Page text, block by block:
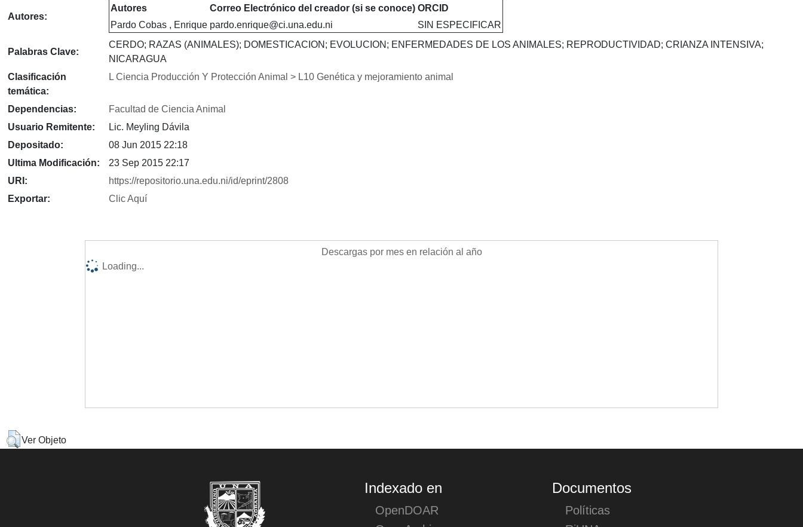
Autores:
Autores Correo Electrónico del creador (si se conoce)ORCID
Pardo Cobas , Enrique pardo.enrique@ci.una.edu.ni SIN ESPECIFICAR
Palabras Clave:
CERDO; RAZAS (ANIMALES); DOMESTICACION; EVOLUCION; ENFERMEDADES DE LOS ANIMALES; REPRODUCTIVIDAD; CRIANZA INTENSIVA;
NICARAGUA
Clasificación
temática:
L Ciencia Producción Y Protección Animal > L10 Genética y mejoramiento animal
Dependencias:
Facultad de Ciencia Animal
Usuario Remitente:
Lic. Meyling Dávila
Depositado:
08 Jun 2015 22:18
Ultima Modificación:
23 Sep 2015 22:17
URI:
https://repositorio.una.edu.ni/id/eprint/2808
Exportar:
Clic Aquí
Descargas por mes en relación al año
Loading...
Ver Objeto
Indexado en
OpenDOAR
Documentos
Políticas